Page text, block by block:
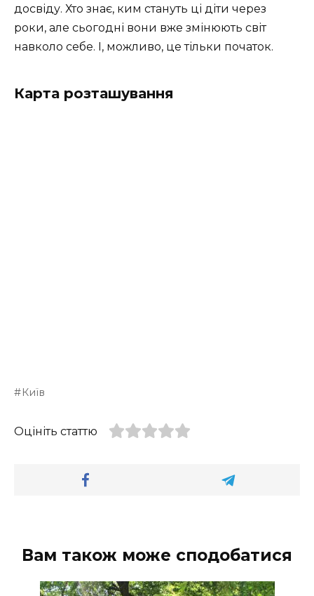
досвіду. Хто знає, ким стануть ці діти через
роки, але сьогодні вони вже змінюють світ
навколо себе. І, можливо, це тільки початок.
Карта розташування
Київ
Оцініть статтю
Вам також може сподобатися